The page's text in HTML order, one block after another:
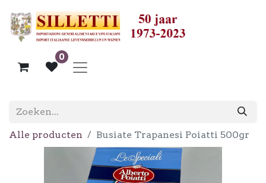
0
Alle producten Busiate Trapanesi Poiatti 500gr